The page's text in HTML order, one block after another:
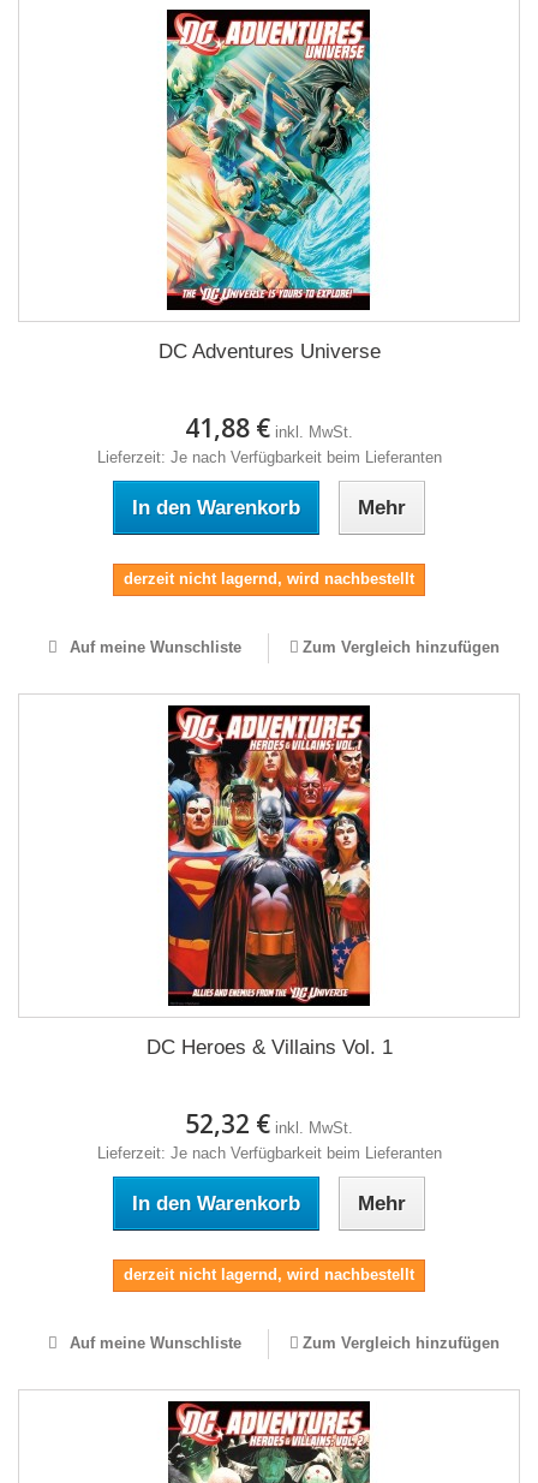
DC Adventures Universe
41,88 € inkl. MwSt.
Lieferzeit: Je nach Verfügbarkeit beim Lieferanten
In den Warenkorb Mehr
derzeit nicht lagernd, wird nachbestellt
Auf meine Wunschliste Zum Vergleich hinzufügen
DC Heroes & Villains Vol. 1
52,32 € inkl. MwSt.
Lieferzeit: Je nach Verfügbarkeit beim Lieferanten
In den Warenkorb Mehr
derzeit nicht lagernd, wird nachbestellt
Auf meine Wunschliste Zum Vergleich hinzufügen